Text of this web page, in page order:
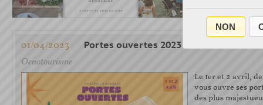
01/04/2023 Portes ouvertes 2023
Oenotourisme
Le 1er et 2 avril, de
vous ouvre ses
des plus
NON